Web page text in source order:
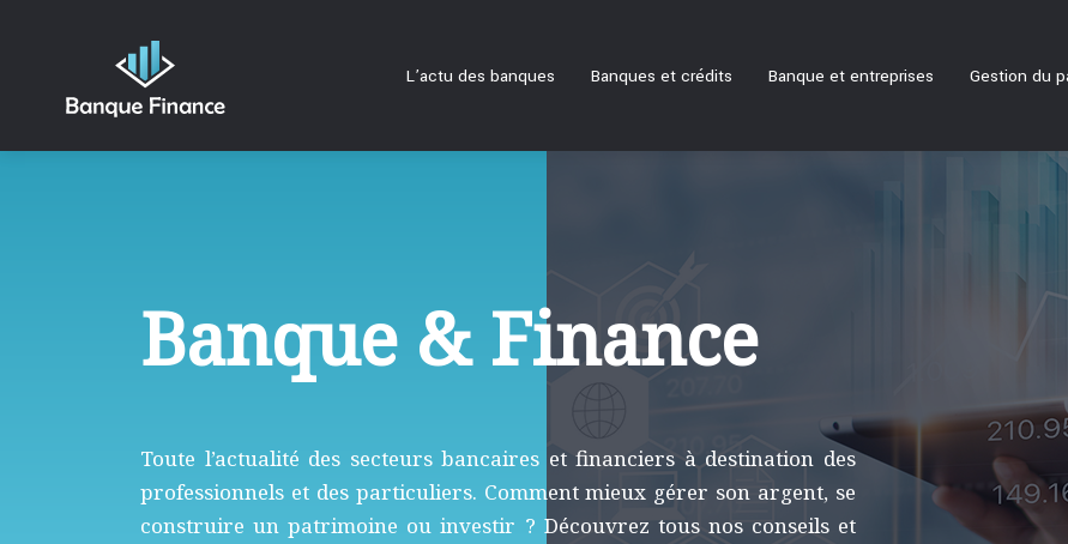
L’actu des banques Banques et crédits Banque et entreprises Gestion du
Banque & Finance
Toute l’actualité des secteurs bancaires et financiers à destination des
professionnels et des particuliers. Comment mieux gérer son argent, se
construire un patrimoine ou investir ? Découvrez tous nos conseils et